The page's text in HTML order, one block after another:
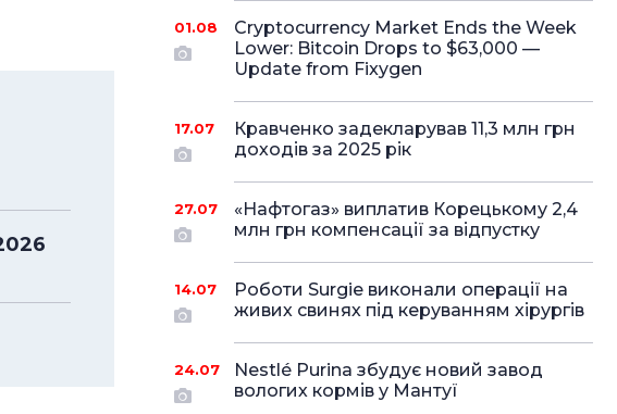
01.08
Cryptocurrency Market Ends the Week
Lower: Bitcoin Drops to $63,000 —
Update from Fixygen
17.07
Кравченко задекларував 11,3 млн грн
доходів за 2025 рік
27.07
«Нафтогаз» виплатив Корецькому 2,4
млн грн компенсації за відпустку
14.07
Роботи Surgie виконали операції на
живих свинях під керуванням хірургів
24.07
Nestlé Purina збудує новий завод
вологих кормів у Мантуї